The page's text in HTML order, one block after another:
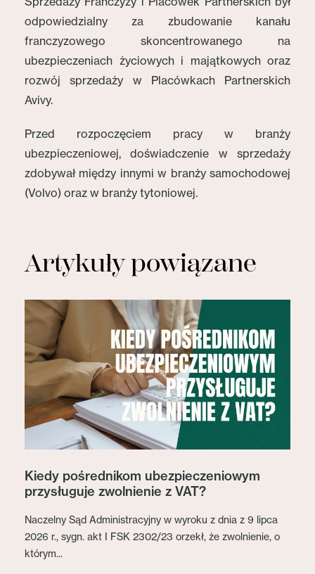
odpowiedzialny za zbudowanie kanału
franczyzowego skoncentrowanego na
ubezpieczeniach życiowych i majątkowych oraz
rozwój sprzedaży w Placówkach Partnerskich
Avivy.
Przed rozpoczęciem pracy w branży
ubezpieczeniowej, doświadczenie w sprzedaży
zdobywał między innymi w branży samochodowej
(Volvo) oraz w branży tytoniowej.
Artykuły powiązane
Kiedy pośrednikom ubezpieczeniowym
przysługuje zwolnienie z VAT?
Naczelny Sąd Administracyjny w wyroku z dnia z 9 lipca
2026 r., sygn. akt I FSK 2302/23 orzekł, że zwolnienie, o
którym...